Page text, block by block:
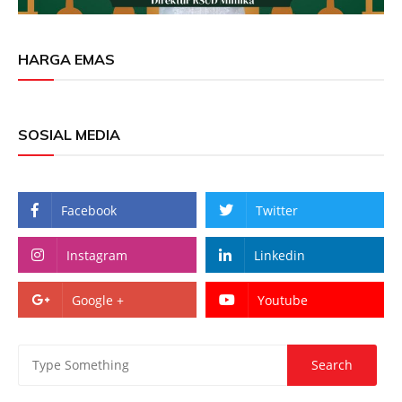
HARGA EMAS
SOSIAL MEDIA
Facebook Twitter
Instagram Linkedin
Google + Youtube